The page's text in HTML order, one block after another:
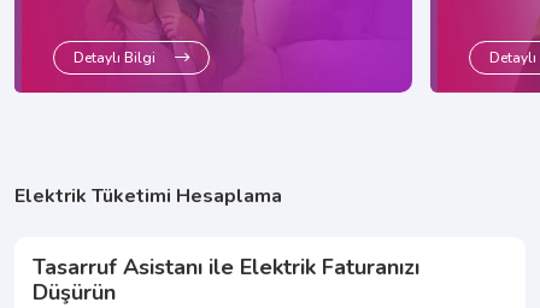
Detaylı Bilgi
Elektrik Tüketimi Hesaplama
Tasarruf Asistanı ile Elektrik Faturanızı
Düşürün